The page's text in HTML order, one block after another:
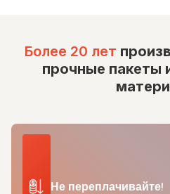
Более 20 лет
прочные пакеты
Не переплачивайте!